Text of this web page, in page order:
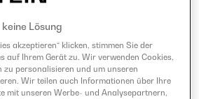
Lösung
akzeptieren“ klicken, stimmen Sie der
auf Ihrem Gerät zu. Wir verwenden Cookies,
zu personalisieren und um unseren
Wir teilen auch Informationen über Ihre
mit unseren Werbe- und Analysepartnern,